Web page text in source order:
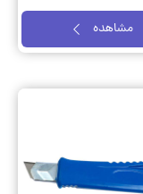
مشاهده